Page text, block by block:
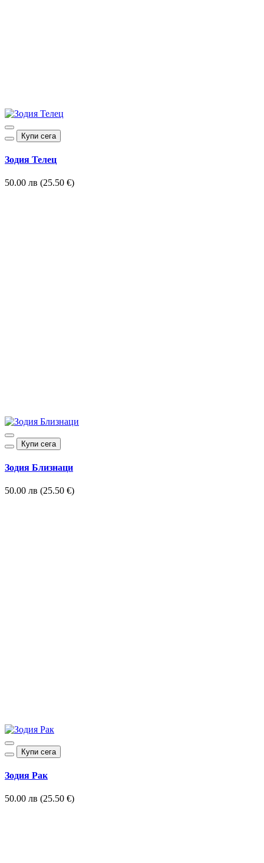
Купи сега
Зодия Телец
50.00 лв (25.50 €)
Купи сега
Зодия Близнаци
50.00 лв (25.50 €)
Купи сега
Зодия Рак
50.00 лв (25.50 €)